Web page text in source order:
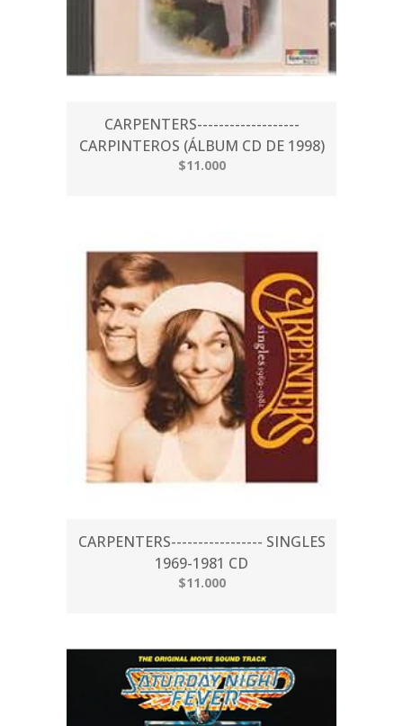
CARPENTERS-------------------
CARPINTEROS (ÁLBUM CD DE 1998)
$11.000
CARPENTERS----------------- SINGLES
1969-1981 CD
$11.000